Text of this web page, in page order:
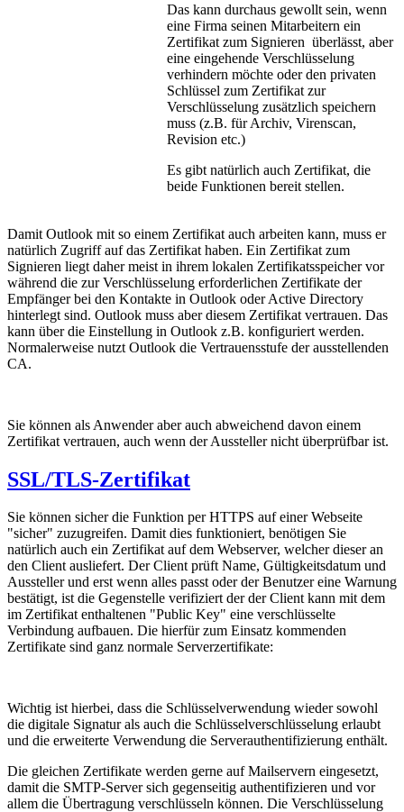
Das kann durchaus gewollt sein, wenn
eine Firma seinen Mitarbeitern ein
Zertifikat zum Signieren überlässt, aber
eine eingehende Verschlüsselung
verhindern möchte oder den privaten
Schlüssel zum Zertifikat zur
Verschlüsselung zusätzlich speichern
muss (z.B. für Archiv, Virenscan,
Revision etc.)
Es gibt natürlich auch Zertifikat, die
beide Funktionen bereit stellen.
Damit Outlook mit so einem Zertifikat auch arbeiten kann, muss er
natürlich Zugriff auf das Zertifikat haben. Ein Zertifikat zum
Signieren liegt daher meist in ihrem lokalen Zertifikatsspeicher vor
während die zur Verschlüsselung erforderlichen Zertifikate der
Empfänger bei den Kontakte in Outlook oder Active Directory
hinterlegt sind. Outlook muss aber diesem Zertifikat vertrauen. Das
kann über die Einstellung in Outlook z.B. konfiguriert werden.
Normalerweise nutzt Outlook die Vertrauensstufe der ausstellenden
CA.
Sie können als Anwender aber auch abweichend davon einem
Zertifikat vertrauen, auch wenn der Aussteller nicht überprüfbar ist.
SSL/TLS-Zertifikat
Sie können sicher die Funktion per HTTPS auf einer Webseite
"sicher" zuzugreifen. Damit dies funktioniert, benötigen Sie
natürlich auch ein Zertifikat auf dem Webserver, welcher dieser an
den Client ausliefert. Der Client prüft Name, Gültigkeitsdatum und
Aussteller und erst wenn alles passt oder der Benutzer eine Warnung
bestätigt, ist die Gegenstelle verifiziert der der Client kann mit dem
im Zertifikat enthaltenen "Public Key" eine verschlüsselte
Verbindung aufbauen. Die hierfür zum Einsatz kommenden
Zertifikate sind ganz normale Serverzertifikate:
Wichtig ist hierbei, dass die Schlüsselverwendung wieder sowohl
die digitale Signatur als auch die Schlüsselverschlüsselung erlaubt
und die erweiterte Verwendung die Serverauthentifizierung enthält.
Die gleichen Zertifikate werden gerne auf Mailservern eingesetzt,
damit die SMTP-Server sich gegenseitig authentifizieren und vor
allem die Übertragung verschlüsseln können. Die Verschlüsselung